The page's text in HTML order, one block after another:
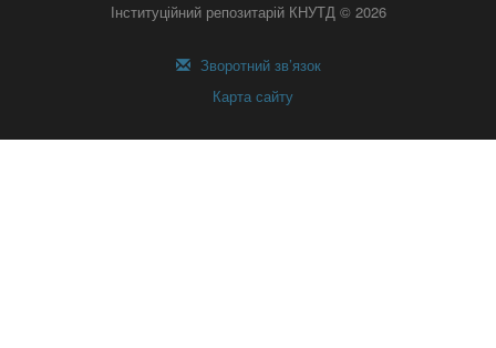
Інституційний репозитарій КНУТД © 2026
Зворотний зв’язок
Карта сайту